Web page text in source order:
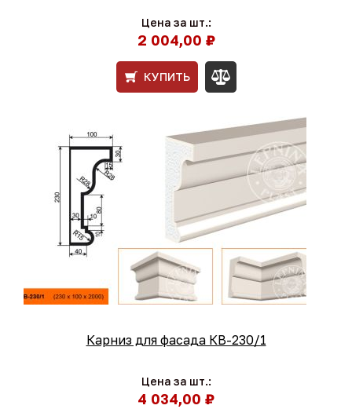
Цена за шт.:
2 004,00 ₽
КУПИТЬ
Карниз для фасада КВ-230/1
Цена за шт.:
4 034,00 ₽